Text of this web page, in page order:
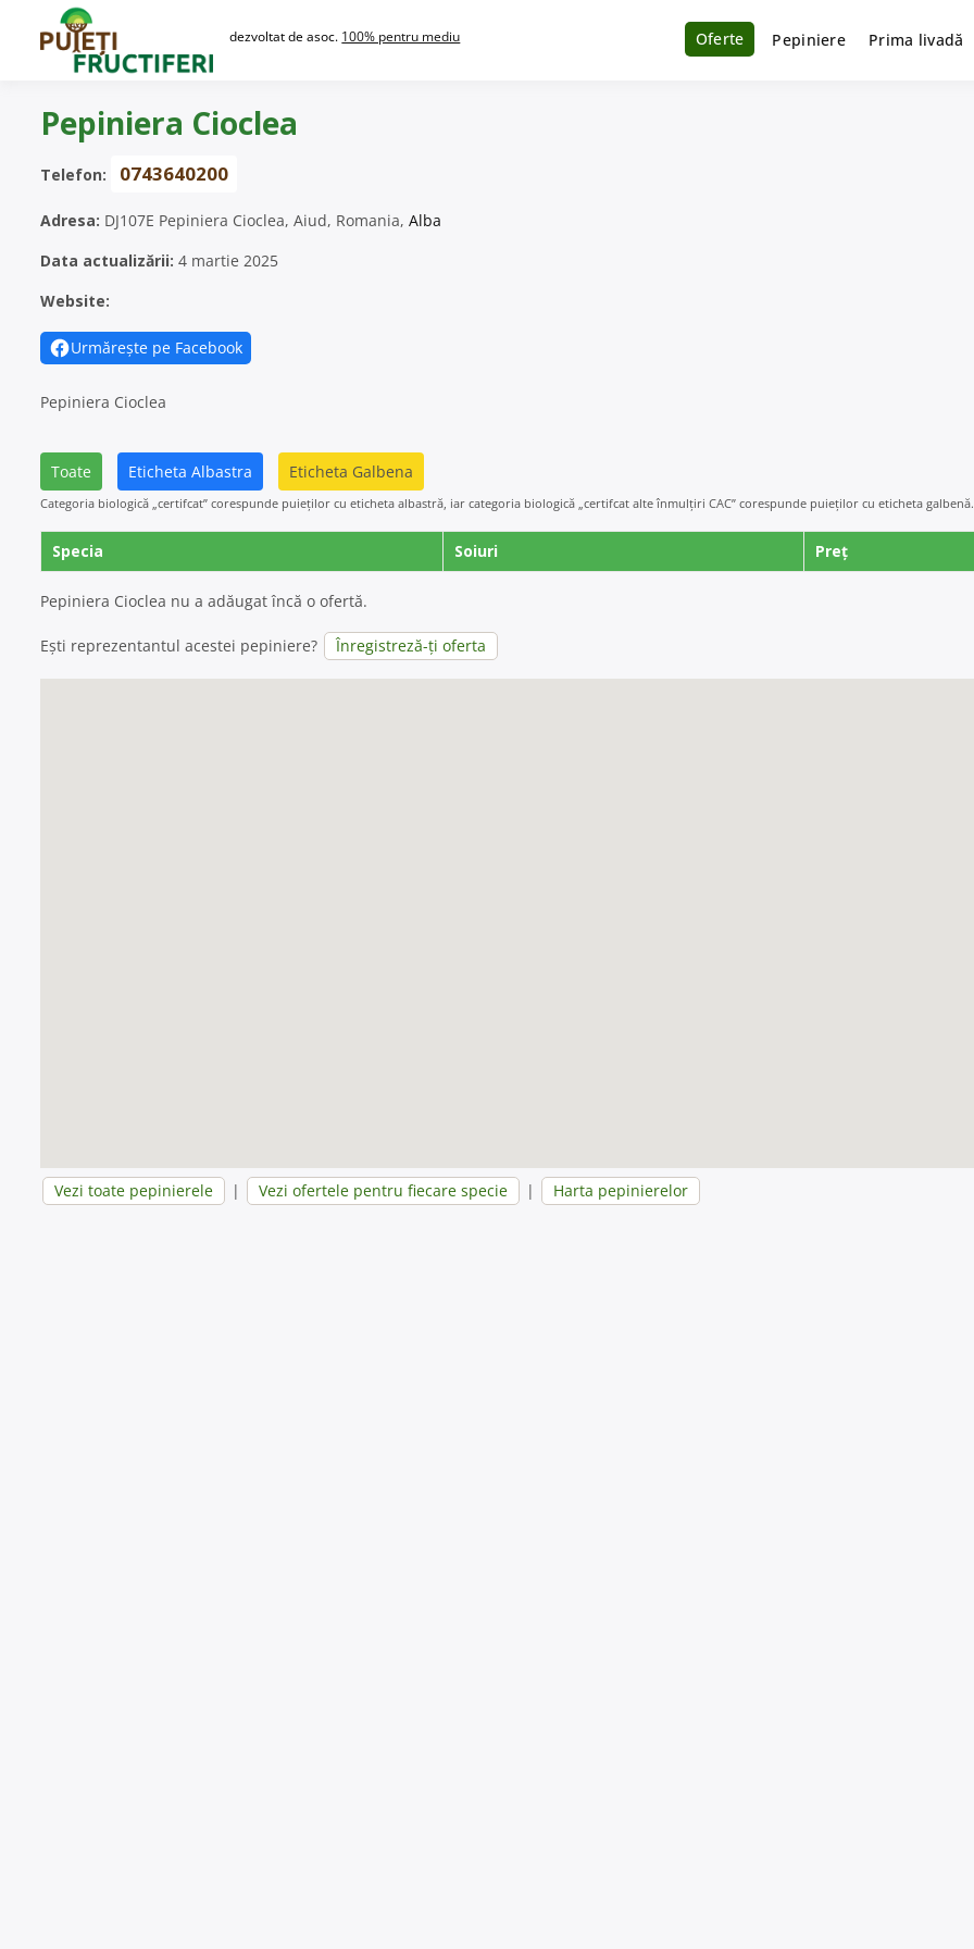
dezvoltat de asoc. 100% pentru mediu Oferte Pepiniere Prima livadă
Pepiniera Cioclea
Telefon: 0743640200
Adresa: DJ107E Pepiniera Cioclea, Aiud, Romania, Alba
Data actualizării: 4 martie 2025
Website:
Urmărește pe Facebook
Pepiniera Cioclea
Toate Eticheta Albastra Eticheta Galbena
Categoria biologică „certifcat” corespunde puieților cu eticheta albastră, iar categoria biologică „certifcat alte înmulțiri CAC” corespunde puieților cu eticheta galbenă.
Specia Soiuri Preț
Pepiniera Cioclea nu a adăugat încă o ofertă.
Ești reprezentantul acestei pepiniere? Înregistreză-ți oferta
Vezi toate pepinierele | Vezi ofertele pentru fiecare specie | Harta pepinierelor